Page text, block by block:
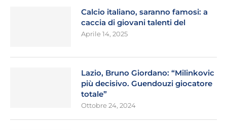
Calcio italiano, saranno famosi: a
caccia di giovani talenti del
Aprile 14, 2025
Lazio, Bruno Giordano: “Milinkovic
più decisivo. Guendouzi giocatore
totale”
Ottobre 24, 2024